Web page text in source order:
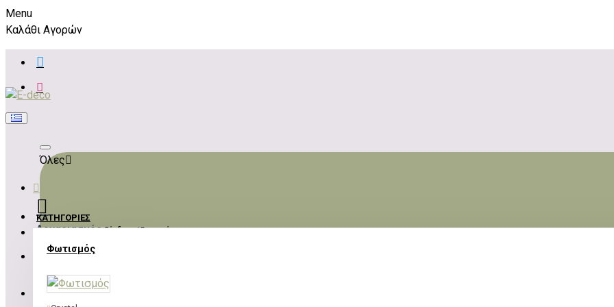
Menu
Καλάθι Αγορών
Όλες
ΛογαριασμόςΣύνδεση / Εγγραφή
ΚΑΤΗΓΟΡΊΕΣ
Φωτισμός
ΣΎΝΔΕΣΗ
ΕΓΓΡΑΦΉ